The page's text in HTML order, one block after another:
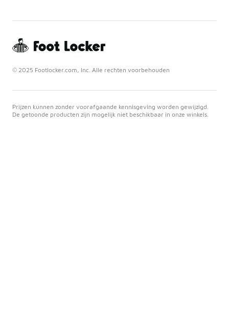
© 2025 Footlocker.com, Inc. Alle rechten voorbehouden
Prijzen kunnen zonder voorafgaande kennisgeving worden gewijzigd.
De getoonde producten zijn mogelijk niet beschikbaar in onze winkels.